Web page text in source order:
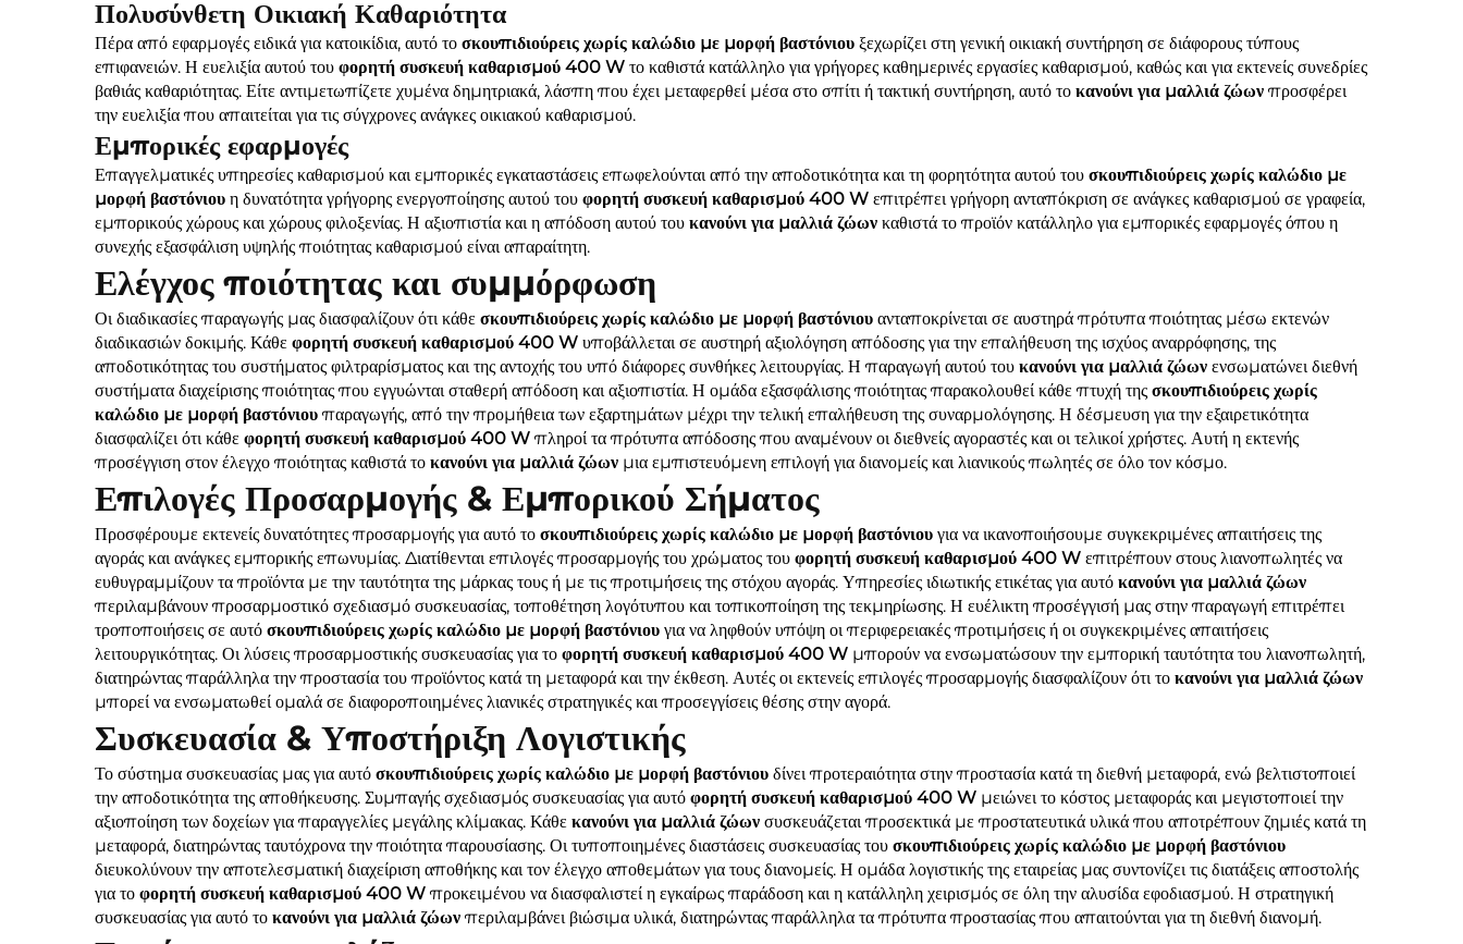
Πολυσύνθετη Οικιακή Καθαριότητα
Πέρα από εφαρμογές ειδικά για κατοικίδια, αυτό το σκουπιδιούρεις χωρίς καλώδιο με μορφή βαστόνιου ξεχωρίζει στη γενική οικιακή συντήρηση σε διάφορους τύπους
επιφανειών. Η ευελιξία αυτού του φορητή συσκευή καθαρισμού 400 W το καθιστά κατάλληλο για γρήγορες καθημερινές εργασίες καθαρισμού, καθώς και για εκτενείς συνεδρίες
βαθιάς καθαριότητας. Είτε αντιμετωπίζετε χυμένα δημητριακά, λάσπη που έχει μεταφερθεί μέσα στο σπίτι ή τακτική συντήρηση, αυτό το κανούνι για μαλλιά ζώων προσφέρει
την ευελιξία που απαιτείται για τις σύγχρονες ανάγκες οικιακού καθαρισμού.
Εμπορικές εφαρμογές
Επαγγελματικές υπηρεσίες καθαρισμού και εμπορικές εγκαταστάσεις επωφελούνται από την αποδοτικότητα και τη φορητότητα αυτού του σκουπιδιούρεις χωρίς καλώδιο με
μορφή βαστόνιου η δυνατότητα γρήγορης ενεργοποίησης αυτού του φορητή συσκευή καθαρισμού 400 W επιτρέπει γρήγορη ανταπόκριση σε ανάγκες καθαρισμού σε γραφεία,
εμπορικούς χώρους και χώρους φιλοξενίας. Η αξιοπιστία και η απόδοση αυτού του κανούνι για μαλλιά ζώων καθιστά το προϊόν κατάλληλο για εμπορικές εφαρμογές όπου η
συνεχής εξασφάλιση υψηλής ποιότητας καθαρισμού είναι απαραίτητη.
Ελέγχος ποιότητας και συμμόρφωση
Οι διαδικασίες παραγωγής μας διασφαλίζουν ότι κάθε σκουπιδιούρεις χωρίς καλώδιο με μορφή βαστόνιου ανταποκρίνεται σε αυστηρά πρότυπα ποιότητας μέσω εκτενών
διαδικασιών δοκιμής. Κάθε φορητή συσκευή καθαρισμού 400 W υποβάλλεται σε αυστηρή αξιολόγηση απόδοσης για την επαλήθευση της ισχύος αναρρόφησης, της
αποδοτικότητας του συστήματος φιλτραρίσματος και της αντοχής του υπό διάφορες συνθήκες λειτουργίας. Η παραγωγή αυτού του κανούνι για μαλλιά ζώων ενσωματώνει διεθνή
συστήματα διαχείρισης ποιότητας που εγγυώνται σταθερή απόδοση και αξιοπιστία. Η ομάδα εξασφάλισης ποιότητας παρακολουθεί κάθε πτυχή της σκουπιδιούρεις χωρίς
καλώδιο με μορφή βαστόνιου παραγωγής, από την προμήθεια των εξαρτημάτων μέχρι την τελική επαλήθευση της συναρμολόγησης. Η δέσμευση για την εξαιρετικότητα
διασφαλίζει ότι κάθε φορητή συσκευή καθαρισμού 400 W πληροί τα πρότυπα απόδοσης που αναμένουν οι διεθνείς αγοραστές και οι τελικοί χρήστες. Αυτή η εκτενής
προσέγγιση στον έλεγχο ποιότητας καθιστά το κανούνι για μαλλιά ζώων μια εμπιστευόμενη επιλογή για διανομείς και λιανικούς πωλητές σε όλο τον κόσμο.
Επιλογές Προσαρμογής & Εμπορικού Σήματος
Προσφέρουμε εκτενείς δυνατότητες προσαρμογής για αυτό το σκουπιδιούρεις χωρίς καλώδιο με μορφή βαστόνιου για να ικανοποιήσουμε συγκεκριμένες απαιτήσεις της
αγοράς και ανάγκες εμπορικής επωνυμίας. Διατίθενται επιλογές προσαρμογής του χρώματος του φορητή συσκευή καθαρισμού 400 W επιτρέπουν στους λιανοπωλητές να
ευθυγραμμίζουν τα προϊόντα με την ταυτότητα της μάρκας τους ή με τις προτιμήσεις της στόχου αγοράς. Υπηρεσίες ιδιωτικής ετικέτας για αυτό κανούνι για μαλλιά ζώων
περιλαμβάνουν προσαρμοστικό σχεδιασμό συσκευασίας, τοποθέτηση λογότυπου και τοπικοποίηση της τεκμηρίωσης. Η ευέλικτη προσέγγισή μας στην παραγωγή επιτρέπει
τροποποιήσεις σε αυτό σκουπιδιούρεις χωρίς καλώδιο με μορφή βαστόνιου για να ληφθούν υπόψη οι περιφερειακές προτιμήσεις ή οι συγκεκριμένες απαιτήσεις
λειτουργικότητας. Οι λύσεις προσαρμοστικής συσκευασίας για το φορητή συσκευή καθαρισμού 400 W μπορούν να ενσωματώσουν την εμπορική ταυτότητα του λιανοπωλητή,
διατηρώντας παράλληλα την προστασία του προϊόντος κατά τη μεταφορά και την έκθεση. Αυτές οι εκτενείς επιλογές προσαρμογής διασφαλίζουν ότι το κανούνι για μαλλιά ζώων
μπορεί να ενσωματωθεί ομαλά σε διαφοροποιημένες λιανικές στρατηγικές και προσεγγίσεις θέσης στην αγορά.
Συσκευασία & Υποστήριξη Λογιστικής
Το σύστημα συσκευασίας μας για αυτό σκουπιδιούρεις χωρίς καλώδιο με μορφή βαστόνιου δίνει προτεραιότητα στην προστασία κατά τη διεθνή μεταφορά, ενώ βελτιστοποιεί
την αποδοτικότητα της αποθήκευσης. Συμπαγής σχεδιασμός συσκευασίας για αυτό φορητή συσκευή καθαρισμού 400 W μειώνει το κόστος μεταφοράς και μεγιστοποιεί την
αξιοποίηση των δοχείων για παραγγελίες μεγάλης κλίμακας. Κάθε κανούνι για μαλλιά ζώων συσκευάζεται προσεκτικά με προστατευτικά υλικά που αποτρέπουν ζημιές κατά τη
μεταφορά, διατηρώντας ταυτόχρονα την ποιότητα παρουσίασης. Οι τυποποιημένες διαστάσεις συσκευασίας του σκουπιδιούρεις χωρίς καλώδιο με μορφή βαστόνιου
διευκολύνουν την αποτελεσματική διαχείριση αποθήκης και τον έλεγχο αποθεμάτων για τους διανομείς. Η ομάδα λογιστικής της εταιρείας μας συντονίζει τις διατάξεις αποστολής
για το φορητή συσκευή καθαρισμού 400 W προκειμένου να διασφαλιστεί η εγκαίρως παράδοση και η κατάλληλη χειρισμός σε όλη την αλυσίδα εφοδιασμού. Η στρατηγική
συσκευασίας για αυτό το κανούνι για μαλλιά ζώων περιλαμβάνει βιώσιμα υλικά, διατηρώντας παράλληλα τα πρότυπα προστασίας που απαιτούνται για τη διεθνή διανομή.